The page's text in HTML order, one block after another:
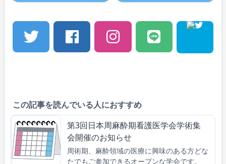
この記事を読んでいる人におすすめ
第3回日本周麻酔期看護医学会学術集
会開催のお知らせ
周術期、麻酔領域の医療に興味のある方どな
たでもご参加できるオープンな学会です。